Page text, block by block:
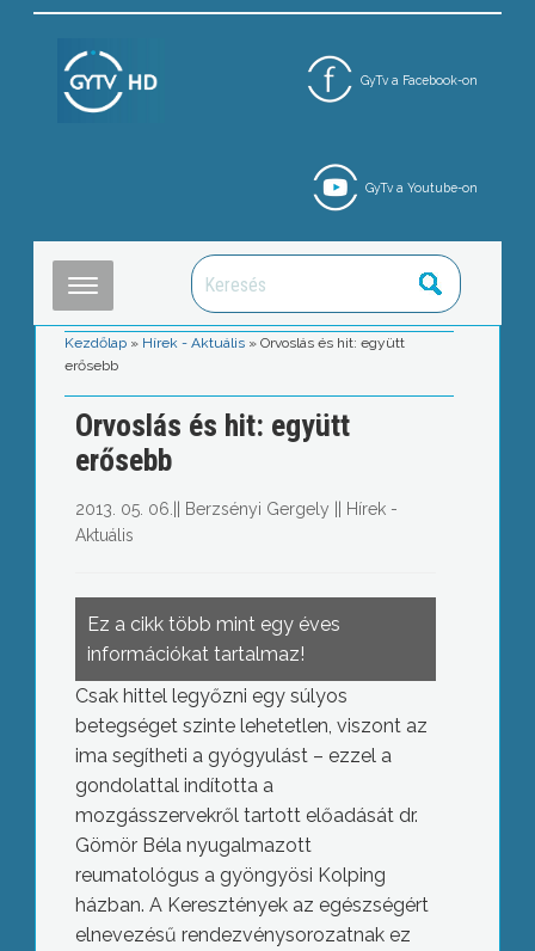
GyTv a Facebook-on
GyTv a Youtube-on
Kezdőlap » Hírek - Aktuális »Orvoslás és hit: együtt
erősebb
Orvoslás és hit: együtt
erősebb
2013. 05. 06. Berzsényi Gergely
Hírek -
Aktuális
Ez a cikk több mint egy éves
információkat tartalmaz!
Csak hittel legyőzni egy súlyos
betegséget szinte lehetetlen, viszont az
ima segítheti a gyógyulást – ezzel a
gondolattal indította a
mozgásszervekről tartott előadását dr.
Gömör Béla nyugalmazott
reumatológus a gyöngyösi Kolping
házban. A Keresztények az egészségért
elnevezésű rendezvénysorozatnak ez